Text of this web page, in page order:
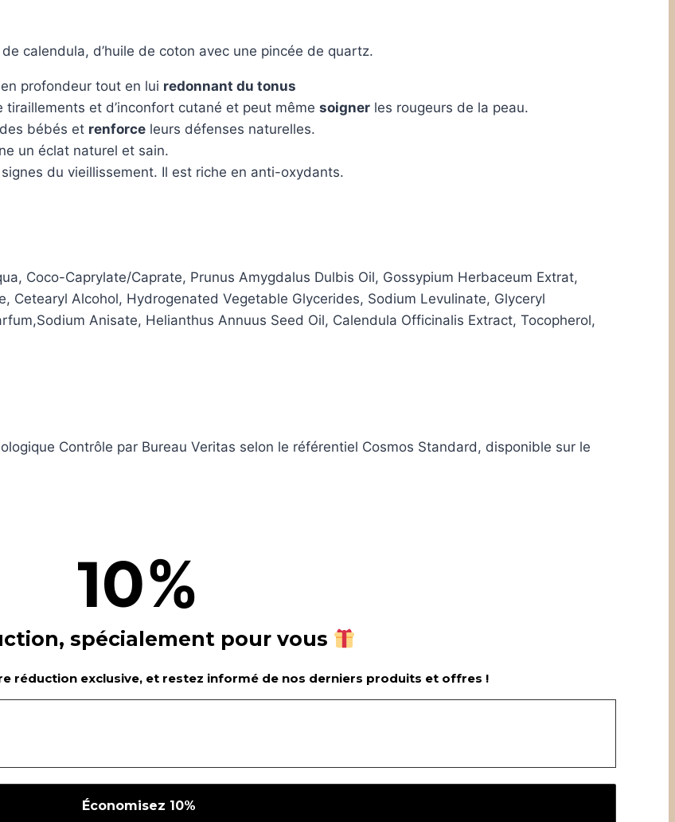
calendula, d’huile de coton avec une pincée de quartz.
profondeur tout en lui redonnant du tonus
et d’inconfort cutané et peut même soigner les rougeurs de la peau.
bébés et renforce leurs défenses naturelles.
un éclat naturel et sain.
du vieillissement. Il est riche en anti-oxydants.
Coco-Caprylate/Caprate, Prunus Amygdalus Dulbis Oil, Gossypium Herbaceum Extrat,
Cetearyl Alcohol, Hydrogenated Vegetable Glycerides, Sodium Levulinate, Glyceryl
Anisate, Helianthus Annuus Seed Oil, Calendula Officinalis Extract, Tocopherol,
Contrôle par Bureau Veritas selon le référentiel Cosmos Standard, disponible sur le
10%
spécialement pour vous
réduction exclusive, et restez informé de nos derniers produits et offres !